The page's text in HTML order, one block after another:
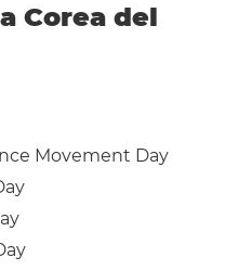
Corea del
Movement Day